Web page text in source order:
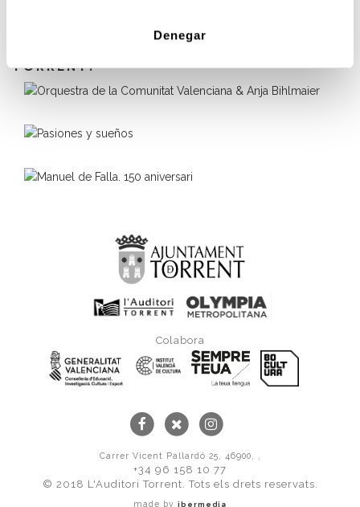
Denegar
TORRENT:
Colabora
Carrer Vicent Pallardó 25, 46900, ,
+34 96 158 10 77
© 2018 L'Auditori Torrent. Tots els drets reservats.
made by ibermedia